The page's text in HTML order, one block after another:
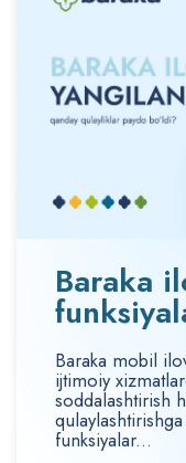
Baraka
Baraka mobil
ijtimoiy
soddalashtirish
funksiyalar...